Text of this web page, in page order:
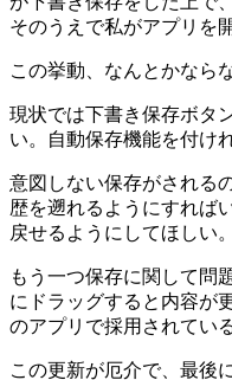
そのうえで私がアプリを
この挙動、なんとかなら
現状では下書き保存ボタ
い。自動保存機能を付け
意図しない保存がされる
歴を遡れるようにすれば
戻せるようにしてほしい。
もう一つ保存に関して問
にドラッグすると内容が
のアプリで採用されてい
この更新が厄介で、最後